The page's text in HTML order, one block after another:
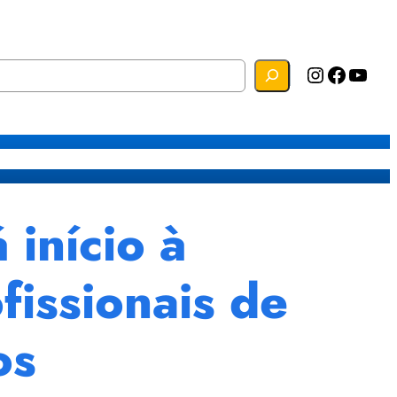
Instagram Facebook YouTube
início à
de